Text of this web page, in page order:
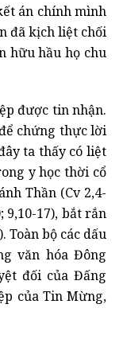
án chính mình
đã kịch liệt chối
hữu hầu họ chu
được tin nhận.
chứng thực lời
ta thấy có liệt
y học thời cổ
Thần (Cv 2,4-
9,10-17), bắt rắn
Toàn bộ các dấu
văn hóa Đông
đối của Đấng
của Tin Mừng,